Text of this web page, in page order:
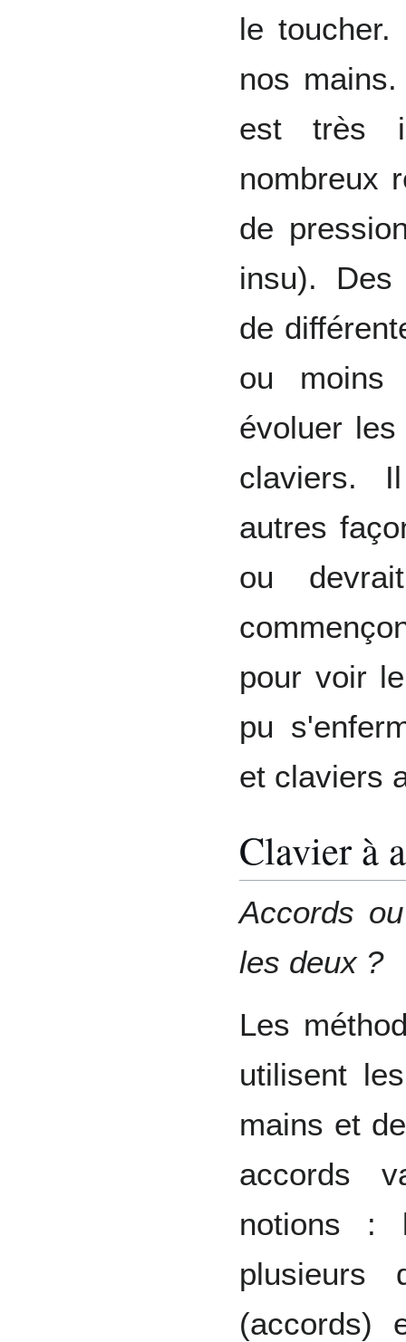
le
nos
est très
nombreux
de
insu). Des
de
ou moins
évoluer
claviers.
autres
ou
pour voir
pu
et claviers
Clavier à
Accords
les deux ?
Les
utilisent
mains et
accords
notions :
plusieurs
(accords)